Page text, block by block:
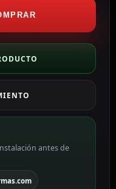
antes de